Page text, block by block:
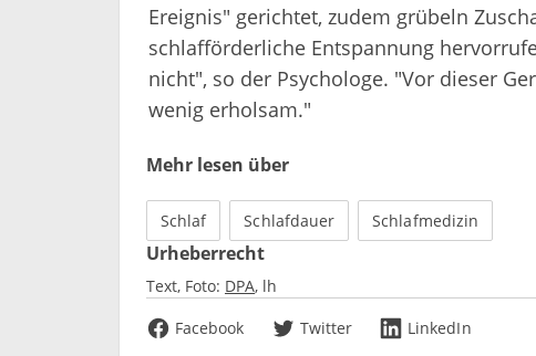
Ereignis" gerichtet, zudem grübeln
schlafförderliche Entspannung
nicht", so der Psychologe. "Vor dieser
wenig erholsam."
Mehr lesen über
Schlaf Schlafdauer Schlafmedizin
Urheberrecht
Text, Foto: DPA lh
Facebook
Twitter LinkedIn